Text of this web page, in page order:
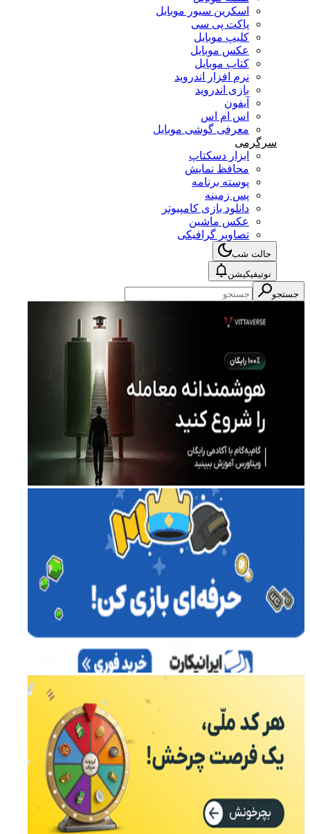
اسکرین سیور موبایل
پاکت پی سی
کلیپ موبایل
عکس موبایل
کتاب موبایل
نرم افزار اندروید
بازی اندروید
آیفون
اس ام اس
معرفی گوشی موبایل
سرگرمی
ابزار دسکتاپ
محافظ نمایش
پوسته برنامه
پس زمینه
دانلود بازی کامپیوتر
عکس ماشین
تصاویر گرافیکی
حالت شب
نوتیفیکیشن
جستجو